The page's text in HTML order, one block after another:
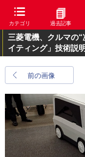
カテゴリ 過去記事
三菱電機、クルマの
イティング」技術説
前の画像